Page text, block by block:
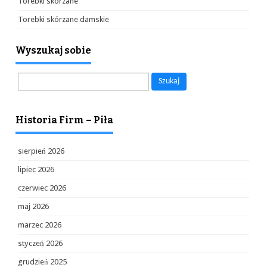
Torebki skórzane damskie
Wyszukaj sobie
Historia Firm – Piła
sierpień 2026
lipiec 2026
czerwiec 2026
maj 2026
marzec 2026
styczeń 2026
grudzień 2025